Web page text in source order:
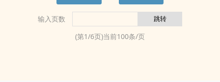
输入页数
(第1/6页)当前100条/页